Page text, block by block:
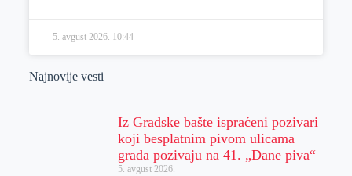
5. avgust 2026. 10:44
Najnovije vesti
Iz Gradske bašte ispraćeni pozivari
koji besplatnim pivom ulicama
grada pozivaju na 41. „Dane piva“
5. avgust 2026.